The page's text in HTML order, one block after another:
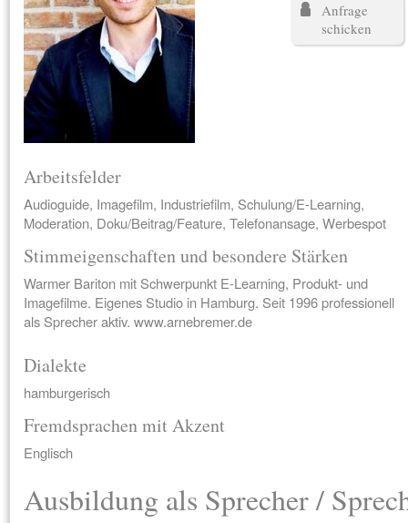
Anfrage
schicken
Arbeitsfelder
Audioguide, Imagefilm, Industriefilm, Schulung/E-Learning,
Moderation, Doku/Beitrag/Feature, Telefonansage, Werbespot
Stimmeigenschaften und besondere Stärken
Warmer Bariton mit Schwerpunkt E-Learning, Produkt- und
Imagefilme. Eigenes Studio in Hamburg. Seit 1996 professionell
als Sprecher aktiv. www.arnebremer.de
Dialekte
hamburgerisch
Fremdsprachen mit Akzent
Englisch
Ausbildung als Sprecher /